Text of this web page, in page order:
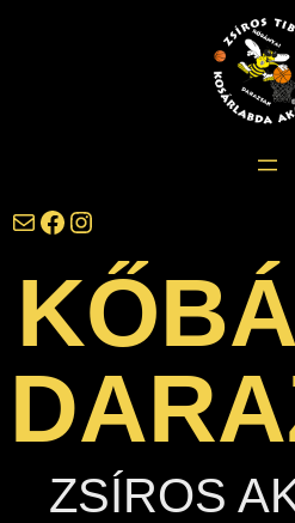
darazsak@darazsak.hu @kobanyaidarazsak @darazsak
ZSÍROS